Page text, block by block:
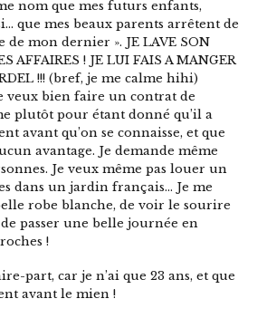
nom que mes futurs enfants,
que mes beaux parents arrêtent de
de mon dernier ». JE LAVE SON
AFFAIRES ! JE LUI FAIS A MANGER
!!! (bref, je me calme hihi)
veux bien faire un contrat de
plutôt pour étant donné qu’il a
avant qu’on se connaisse, et que
avantage. Je demande même
Je veux même pas louer un
dans un jardin français… Je me
robe blanche, de voir le sourire
passer une belle journée en
!
part, car je n’ai que 23 ans, et que
avant le mien !